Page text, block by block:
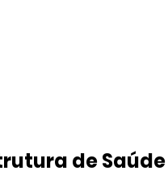
de Saúde